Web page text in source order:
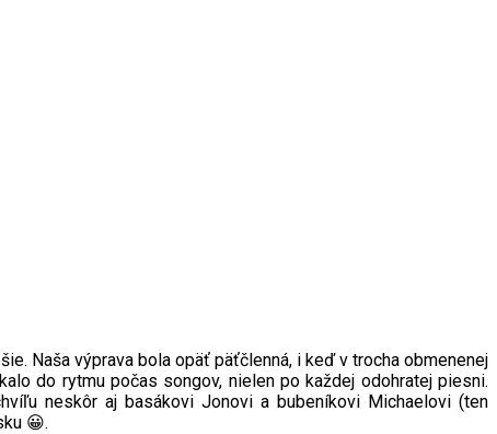
Naša výprava bola opäť päťčlenná, i keď v trocha obmenenej
do rytmu počas songov, nielen po každej odohratej piesni.
neskôr aj basákovi Jonovi a bubeníkovi Michaelovi (ten
😀.